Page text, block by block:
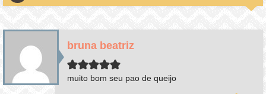
bruna beatriz
muito bom seu pao de queijo